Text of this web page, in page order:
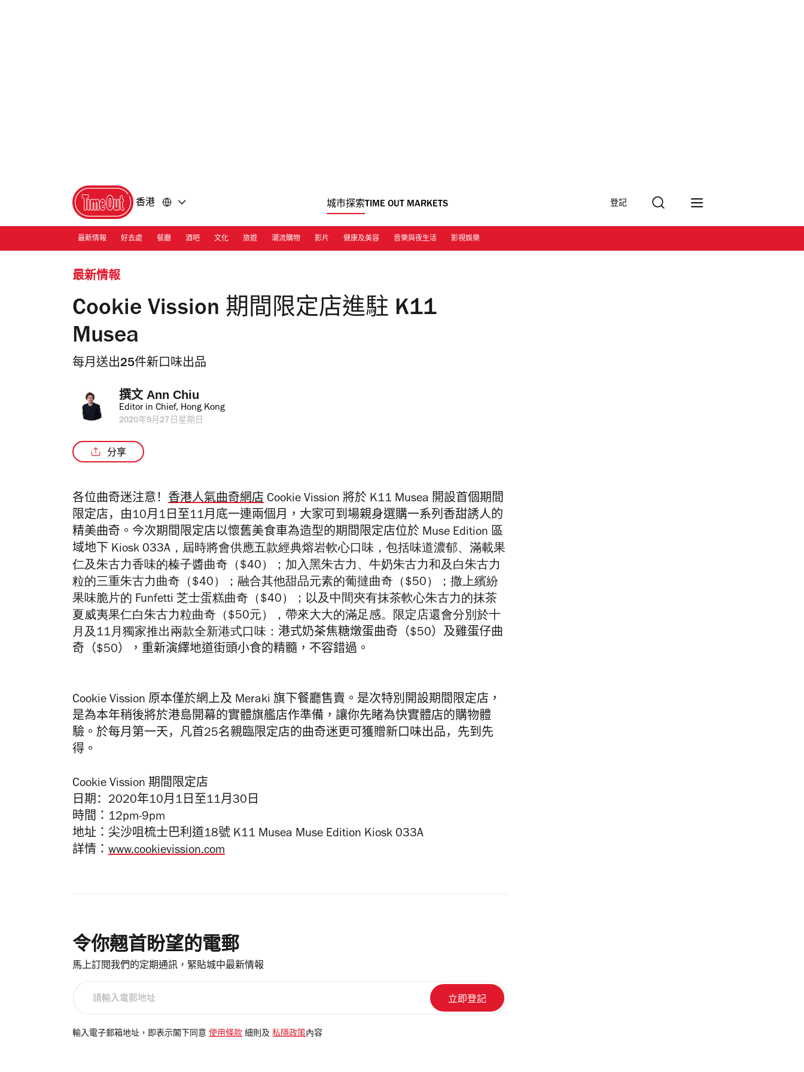
香港 城市探索TIME OUT MARKETS 登記
最新情報 好去處 餐廳 酒吧 文化 旅遊 潮流購物 影片 健康及美容 音樂與夜生活 影視娛樂
最新情報
Cookie Vission 期間限定店進駐 K11
Musea
每月送出25件新口味出品
撰文 Ann Chiu
Editor in Chief, Hong Kong
2020年9月27日星期日
分享
各位曲奇迷注意！ 香港人氣曲奇網店 Cookie Vission 將於 K11 Musea 開設首個期間
限定店， 由10月 1日至11月底一連兩個月 ，大家可到場親身選購一系列香甜誘人的
精美曲奇。今次期間限定店以懷舊美食車為造型的期間限定店位於 Muse Edition 區
域地下 Kiosk 033A，屆時將會供應五款經典熔岩軟心口味，包括味道濃郁、滿載果
仁及朱古力香味的榛子醬曲奇（$40）；加入黑朱古力、牛奶朱古力和及白朱古力
粒的三重朱古力曲奇（$40）；融合其他甜品元素的葡撻曲奇（$50）；撒上繽紛
果味脆片的 Funfetti 芝士蛋糕曲奇（$40）；以及中間夾有抹茶軟心朱古力的抹茶
夏威夷果仁白朱古力粒曲奇（$50元），帶來大大的滿足感。 限定店還會分別於十
月及11月 獨家推出兩款全新港式口味： 港式奶茶焦糖燉蛋曲奇（$50）及雞蛋仔曲
奇（$50），重新演繹地道街頭小食的精髓，不容錯過。
Cookie Vission 原本僅於網上及 Meraki 旗下餐廳售賣。是次特別開設期間限定店，
是為本年稍後將於港島開幕的實體旗艦店作準備，讓你先睹為快實體店的購物體
驗。 於每月第一天，凡首 25名親臨限定店的曲奇迷更可獲贈新口味出品， 先到先
得。
Cookie Vission 期間限定店
日期：2020年10月 1日至11月30 日
時間：12pm-9pm
地址： 尖沙咀梳士巴利道18號 K11 Musea Muse Edition Kiosk 033A
詳情： www.cookievission.com
令你翹首盼望的電郵
馬上訂閱我們的定期通訊，緊貼城中最新情報
電
輸入電子郵箱地址，即表示閣下同意 使用條款 細則及 私隱政策 內容